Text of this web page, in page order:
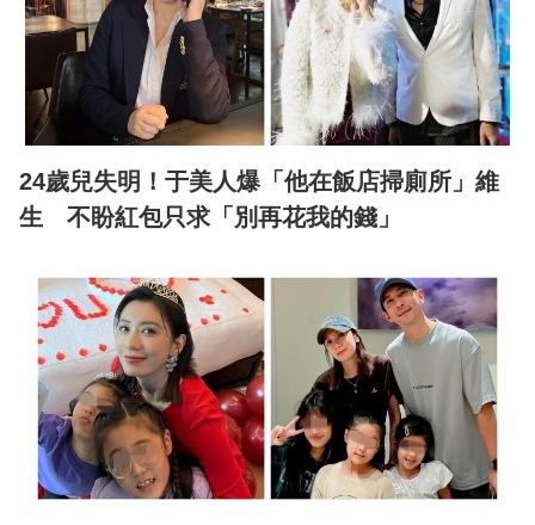
24歲兒失明！于美人爆「他在飯店掃廁所」維
生 不盼紅包只求「別再花我的錢」